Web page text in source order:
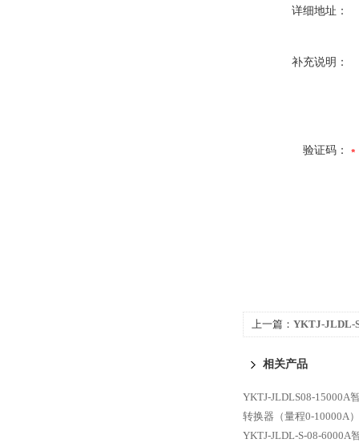
详细地址：
补充说明：
验证码：
上一篇： YKTJ-JLDL-
相关产品
YKTJ-JLDLS08-15000A
转换器（量程0-10000A
YKTJ-JLDL-S-08-6000A